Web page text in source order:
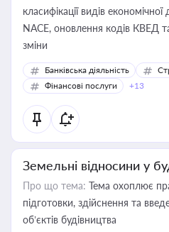
класифікації видів
NACE, оновлення кодів КВЕД
зміни
Банківська діяльність
Фінансові послуги
+13
Земельні відносини у
Про що тема: Тема охоплює
підготовки, здійснення та
об’єктів будівництва